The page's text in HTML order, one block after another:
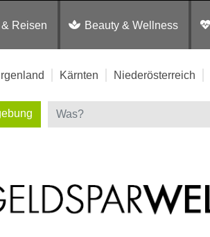
Reisen Beauty & Wellness
Kärnten Niederösterreich